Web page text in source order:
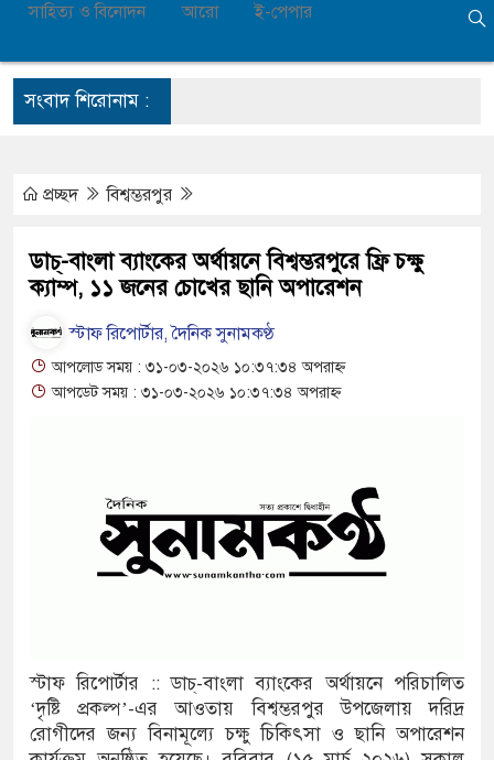
সাহিত্য ও বিনোদন আরো ই-পেপার
সংবাদ শিরোনাম :
উদ্বোধন
প্রচ্ছদ বিশ্বম্ভরপুর
ডাচ্-বাংলা ব্যাংকের অর্থায়নে বিশ্বম্ভরপুরে ফ্রি চক্ষু
ক্যাম্প, ১১ জনের চোখের ছানি অপারেশন
স্টাফ রিপোর্টার, দৈনিক সুনামকণ্ঠ
আপলোড সময় : ৩১-০৩-২০২৬ ১০:৩৭:৩৪ অপরাহ্ন
আপডেট সময় : ৩১-০৩-২০২৬ ১০:৩৭:৩৪ অপরাহ্ন
স্টাফ রিপোর্টার :: ডাচ্-বাংলা ব্যাংকের অর্থায়নে পরিচালিত
‘দৃষ্টি প্রকল্প’-এর আওতায় বিশ্বম্ভরপুর উপজেলায় দরিদ্র
রোগীদের জন্য বিনামূল্যে চক্ষু চিকিৎসা ও ছানি অপারেশন